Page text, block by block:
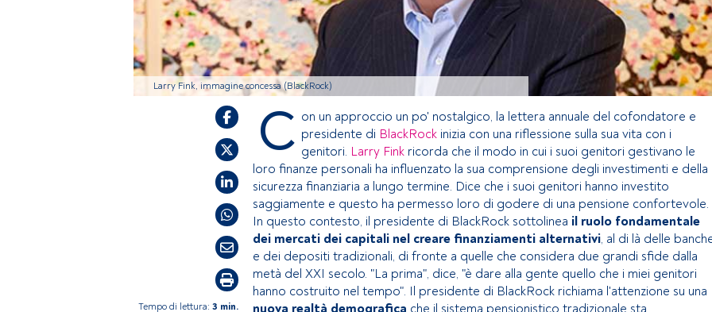
Larry Fink, immagine concessa (BlackRock)
Tempo di lettura: 3 min.
C on un approccio un po' nostalgico, la lettera annuale del cofondatore e
presidente di BlackRock inizia con una riflessione sulla sua vita con i
genitori. Larry Fink ricorda che il modo in cui i suoi genitori gestivano le
loro finanze personali ha influenzato la sua comprensione degli investimenti e della
sicurezza finanziaria a lungo termine. Dice che i suoi genitori hanno investito
saggiamente e questo ha permesso loro di godere di una pensione confortevole.
In questo contesto, il presidente di BlackRock sottolinea il ruolo fondamentale
dei mercati dei capitali nel creare finanziamenti alternativi, al di là delle
e dei depositi tradizionali, di fronte a quelle che considera due grandi sfide dalla
metà del XXI secolo. "La prima", dice, "è dare alla gente quello che i miei genitori
hanno costruito nel tempo". Il presidente di BlackRock richiama l'attenzione su una
nuova realtà demografica che il sistema pensionistico tradizionale sta